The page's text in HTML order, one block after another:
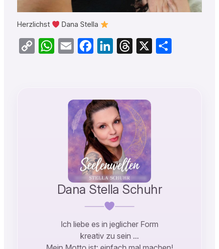
Herzlichst Dana Stella
CopyWhatsApp
EmailFacebook
LinkedIn
Threads
X Teilen
Dana Stella Schuhr
Ich liebe es in jeglicher Form
kreativ zu sein …